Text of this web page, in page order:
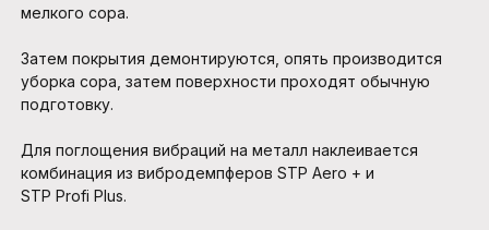
мелкого сора.
Затем покрытия демонтируются, опять производится
уборка сора, затем поверхности проходят обычную
подготовку.
Для поглощения вибраций на металл наклеивается
комбинация из вибродемпферов STP Aero + и
STP Profi Plus.